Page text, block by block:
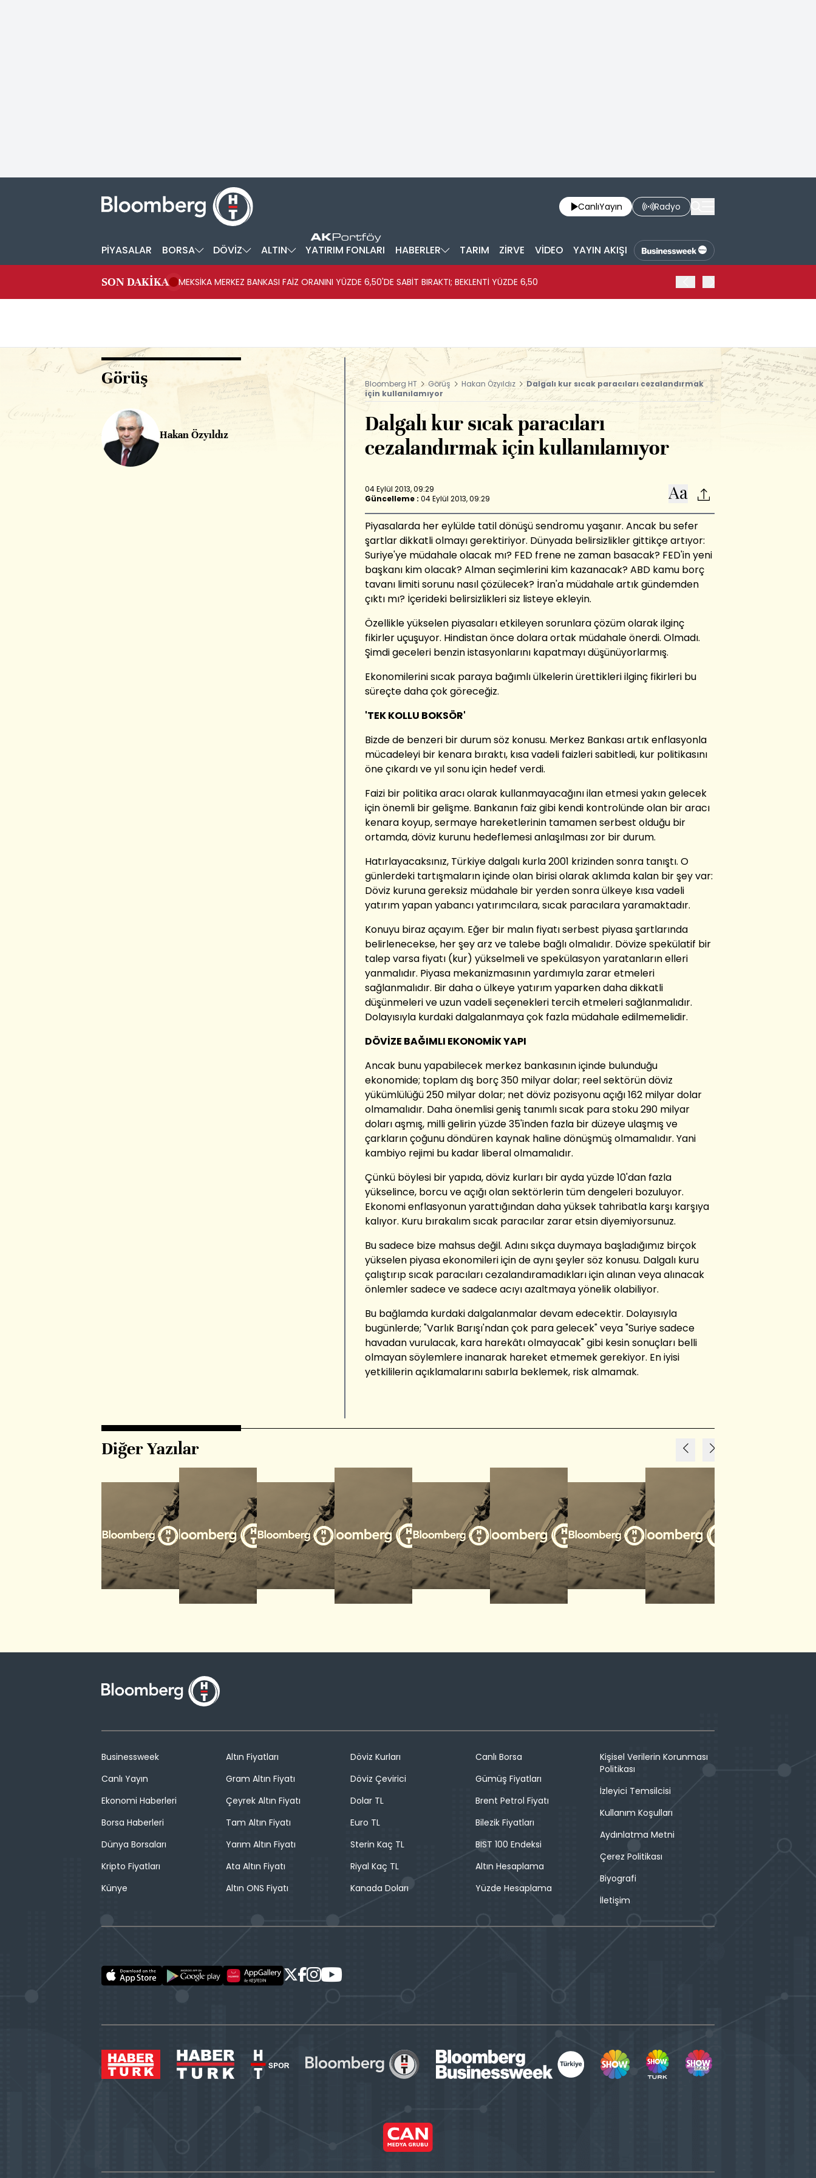
CanlıYayın Radyo
PİYASALAR BORSA DÖVİZ ALTIN YATIRIM FONLARI HABERLER TARIM ZİRVE VİDEO YAYIN AKIŞI
SON DAKİKA MEKSİKA MERKEZ BANKASI FAİZ ORANINI YÜZDE 6,50'DE SABİT BIRAKTI; BEKLENTİ YÜZDE 6,50
Görüş
Hakan Özyıldız
Bloomberg HT Görüş Hakan Özyıldız
Dalgalı kur sıcak paracıları cezalandırmak
için kullanılamıyor
Dalgalı kur sıcak paracıları
cezalandırmak için kullanılamıyor
04 Eylül 2013, 09:29
Güncelleme : 04 Eylül 2013, 09:29
Piyasalarda her eylülde tatil dönüşü sendromu yaşanır. Ancak bu sefer
şartlar dikkatli olmayı gerektiriyor. Dünyada belirsizlikler gittikçe artıyor:
Suriye'ye müdahale olacak mı? FED frene ne zaman basacak? FED'in yeni
başkanı kim olacak? Alman seçimlerini kim kazanacak? ABD kamu borç
tavanı limiti sorunu nasıl çözülecek? İran'a müdahale artık gündemden
çıktı mı? İçerideki belirsizlikleri siz listeye ekleyin.
Özellikle yükselen piyasaları etkileyen sorunlara çözüm olarak ilginç
fikirler uçuşuyor. Hindistan önce dolara ortak müdahale önerdi. Olmadı.
Şimdi geceleri benzin istasyonlarını kapatmayı düşünüyorlarmış.
Ekonomilerini sıcak paraya bağımlı ülkelerin ürettikleri ilginç fikirleri bu
süreçte daha çok göreceğiz.
'TEK KOLLU BOKSÖR'
Bizde de benzeri bir durum söz konusu. Merkez Bankası artık enflasyonla
mücadeleyi bir kenara bıraktı, kısa vadeli faizleri sabitledi, kur politikasını
öne çıkardı ve yıl sonu için hedef verdi.
Faizi bir politika aracı olarak kullanmayacağını ilan etmesi yakın gelecek
için önemli bir gelişme. Bankanın faiz gibi kendi kontrolünde olan bir aracı
kenara koyup, sermaye hareketlerinin tamamen serbest olduğu bir
ortamda, döviz kurunu hedeflemesi anlaşılması zor bir durum.
Hatırlayacaksınız, Türkiye dalgalı kurla 2001 krizinden sonra tanıştı. O
günlerdeki tartışmaların içinde olan birisi olarak aklımda kalan bir şey var:
Döviz kuruna gereksiz müdahale bir yerden sonra ülkeye kısa vadeli
yatırım yapan yabancı yatırımcılara, sıcak paracılara yaramaktadır.
Konuyu biraz açayım. Eğer bir malın fiyatı serbest piyasa şartlarında
belirlenecekse, her şey arz ve talebe bağlı olmalıdır. Dövize spekülatif bir
talep varsa fiyatı (kur) yükselmeli ve spekülasyon yaratanların elleri
yanmalıdır. Piyasa mekanizmasının yardımıyla zarar etmeleri
sağlanmalıdır. Bir daha o ülkeye yatırım yaparken daha dikkatli
düşünmeleri ve uzun vadeli seçenekleri tercih etmeleri sağlanmalıdır.
Dolayısıyla kurdaki dalgalanmaya çok fazla müdahale edilmemelidir.
DÖVİZE BAĞIMLI EKONOMİK YAPI
Ancak bunu yapabilecek merkez bankasının içinde bulunduğu
ekonomide; toplam dış borç 350 milyar dolar; reel sektörün döviz
yükümlülüğü 250 milyar dolar; net döviz pozisyonu açığı 162 milyar dolar
olmamalıdır. Daha önemlisi geniş tanımlı sıcak para stoku 290 milyar
doları aşmış, milli gelirin yüzde 35'inden fazla bir düzeye ulaşmış ve
çarkların çoğunu döndüren kaynak haline dönüşmüş olmamalıdır. Yani
kambiyo rejimi bu kadar liberal olmamalıdır.
Çünkü böylesi bir yapıda, döviz kurları bir ayda yüzde 10'dan fazla
yükselince, borcu ve açığı olan sektörlerin tüm dengeleri bozuluyor.
Ekonomi enflasyonun yarattığından daha yüksek tahribatla karşı karşıya
kalıyor. Kuru bırakalım sıcak paracılar zarar etsin diyemiyorsunuz.
Bu sadece bize mahsus değil. Adını sıkça duymaya başladığımız birçok
yükselen piyasa ekonomileri için de aynı şeyler söz konusu. Dalgalı kuru
çalıştırıp sıcak paracıları cezalandıramadıkları için alınan veya alınacak
önlemler sadece ve sadece acıyı azaltmaya yönelik olabiliyor.
Bu bağlamda kurdaki dalgalanmalar devam edecektir. Dolayısıyla
bugünlerde; "Varlık Barışı'ndan çok para gelecek" veya "Suriye sadece
havadan vurulacak, kara harekâtı olmayacak" gibi kesin sonuçları belli
olmayan söylemlere inanarak hareket etmemek gerekiyor. En iyisi
yetkililerin açıklamalarını sabırla beklemek, risk almamak.
Diğer Yazılar
Businessweek
Canlı Yayın
Ekonomi Haberleri
Borsa Haberleri
Dünya Borsaları
Kripto Fiyatları
Künye
Altın Fiyatları
Gram Altın Fiyatı
Çeyrek Altın Fiyatı
Tam Altın Fiyatı
Yarım Altın Fiyatı
Ata Altın Fiyatı
Altın ONS Fiyatı
Döviz Kurları
Döviz Çevirici
Dolar TL
Euro TL
Sterin Kaç TL
Riyal Kaç TL
Kanada Doları
Canlı Borsa
Gümüş Fiyatları
Brent Petrol Fiyatı
Bilezik Fiyatları
BIST 100 Endeksi
Altın Hesaplama
Yüzde Hesaplama
Kişisel Verilerin Korunması
Politikası
İzleyici Temsilcisi
Kullanım Koşulları
Aydınlatma Metni
Çerez Politikası
Biyografi
İletişim